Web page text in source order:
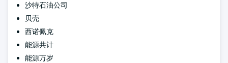
沙特石油公司
贝壳
西诺佩克
能源共计
能源万岁